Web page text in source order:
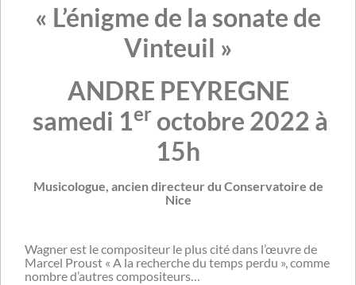
« L’énigme de la sonate de
Vinteuil »
ANDRE PEYREGNE
samedi 1er octobre 2022 à
15h
Musicologue, ancien directeur du Conservatoire de
Nice
Wagner est le compositeur le plus cité dans l’œuvre de
Marcel Proust « A la recherche du temps perdu », comme
nombre d’autres compositeurs…